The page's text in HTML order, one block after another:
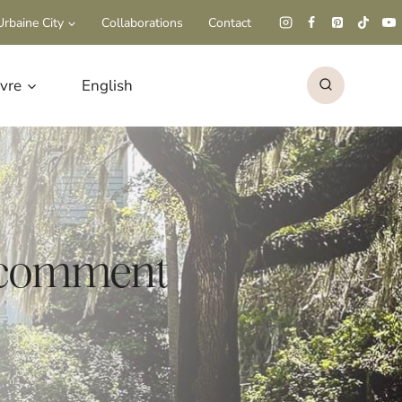
City Collaborations Contact
English